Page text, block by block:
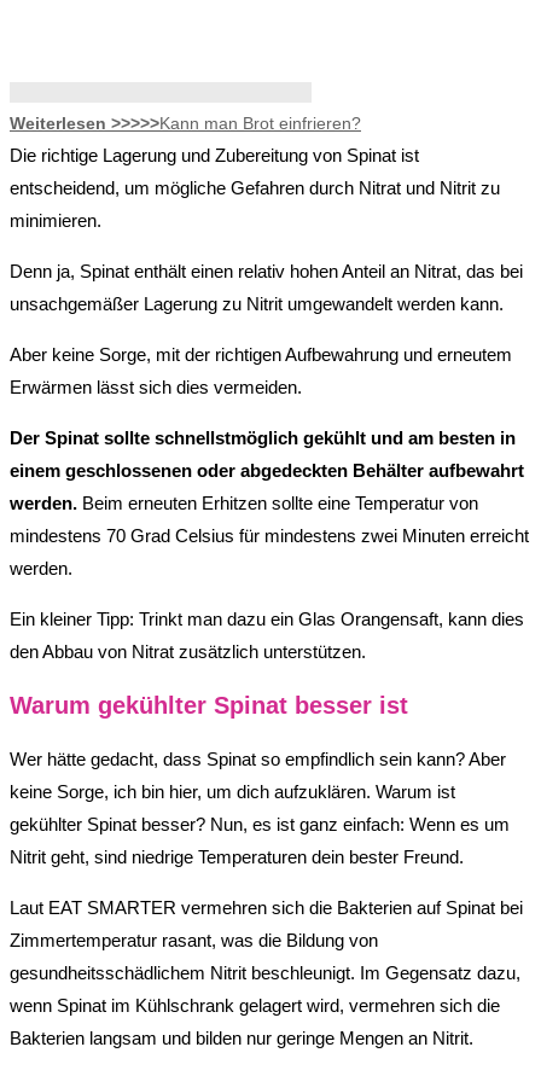
Weiterlesen >>>>>Kann man Brot einfrieren?
Die richtige Lagerung und Zubereitung von Spinat ist
entscheidend, um mögliche Gefahren durch Nitrat und Nitrit zu
minimieren.
Denn ja, Spinat enthält einen relativ hohen Anteil an Nitrat, das bei
unsachgemäßer Lagerung zu Nitrit umgewandelt werden kann.
Aber keine Sorge, mit der richtigen Aufbewahrung und erneutem
Erwärmen lässt sich dies vermeiden.
Der Spinat sollte schnellstmöglich gekühlt und am besten in
einem geschlossenen oder abgedeckten Behälter aufbewahrt
werden. Beim erneuten Erhitzen sollte eine Temperatur von
mindestens 70 Grad Celsius für mindestens zwei Minuten erreicht
werden.
Ein kleiner Tipp: Trinkt man dazu ein Glas Orangensaft, kann dies
den Abbau von Nitrat zusätzlich unterstützen.
Warum gekühlter Spinat besser ist
Wer hätte gedacht, dass Spinat so empfindlich sein kann? Aber
keine Sorge, ich bin hier, um dich aufzuklären. Warum ist
gekühlter Spinat besser? Nun, es ist ganz einfach: Wenn es um
Nitrit geht, sind niedrige Temperaturen dein bester Freund.
Laut EAT SMARTER vermehren sich die Bakterien auf Spinat bei
Zimmertemperatur rasant, was die Bildung von
gesundheitsschädlichem Nitrit beschleunigt. Im Gegensatz dazu,
wenn Spinat im Kühlschrank gelagert wird, vermehren sich die
Bakterien langsam und bilden nur geringe Mengen an Nitrit.